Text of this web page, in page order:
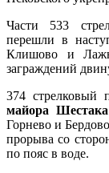
Части 533
перешли в
Клишово и
заграждений
374 стрелковый
майора Шестака
Горнево и
прорыва со
по пояс в воде.